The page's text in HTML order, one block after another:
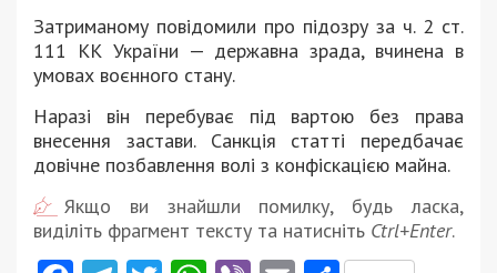
Затриманому повідомили про підозру за ч. 2 ст.
111 КК України — державна зрада, вчинена в
умовах воєнного стану.
Наразі він перебуває під вартою без права
внесення застави. Санкція статті передбачає
довічне позбавлення волі з конфіскацією майна.
Якщо ви знайшли помилку, будь ласка,
виділіть фрагмент тексту та натисніть Ctrl+Enter.